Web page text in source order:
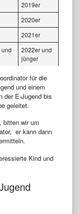
2019er
2020er
2021er
2022er und
jünger
für die
und einem
der E-Jugend bis
geleitet.
bitten wir um
er kann dann
Kind und